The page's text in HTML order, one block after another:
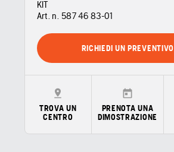
KIT
Art. n. 587 46 83‑01
RICHIEDI UN PREVENTIVO
TROVA UN
CENTRO
PRENOTA UNA
DIMOSTRAZIONE